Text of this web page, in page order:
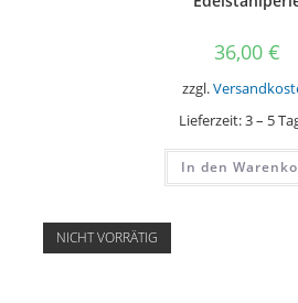
36,00 €
zzgl.
Lieferzeit:3 – 5
In den
NICHT VORRÄTIG